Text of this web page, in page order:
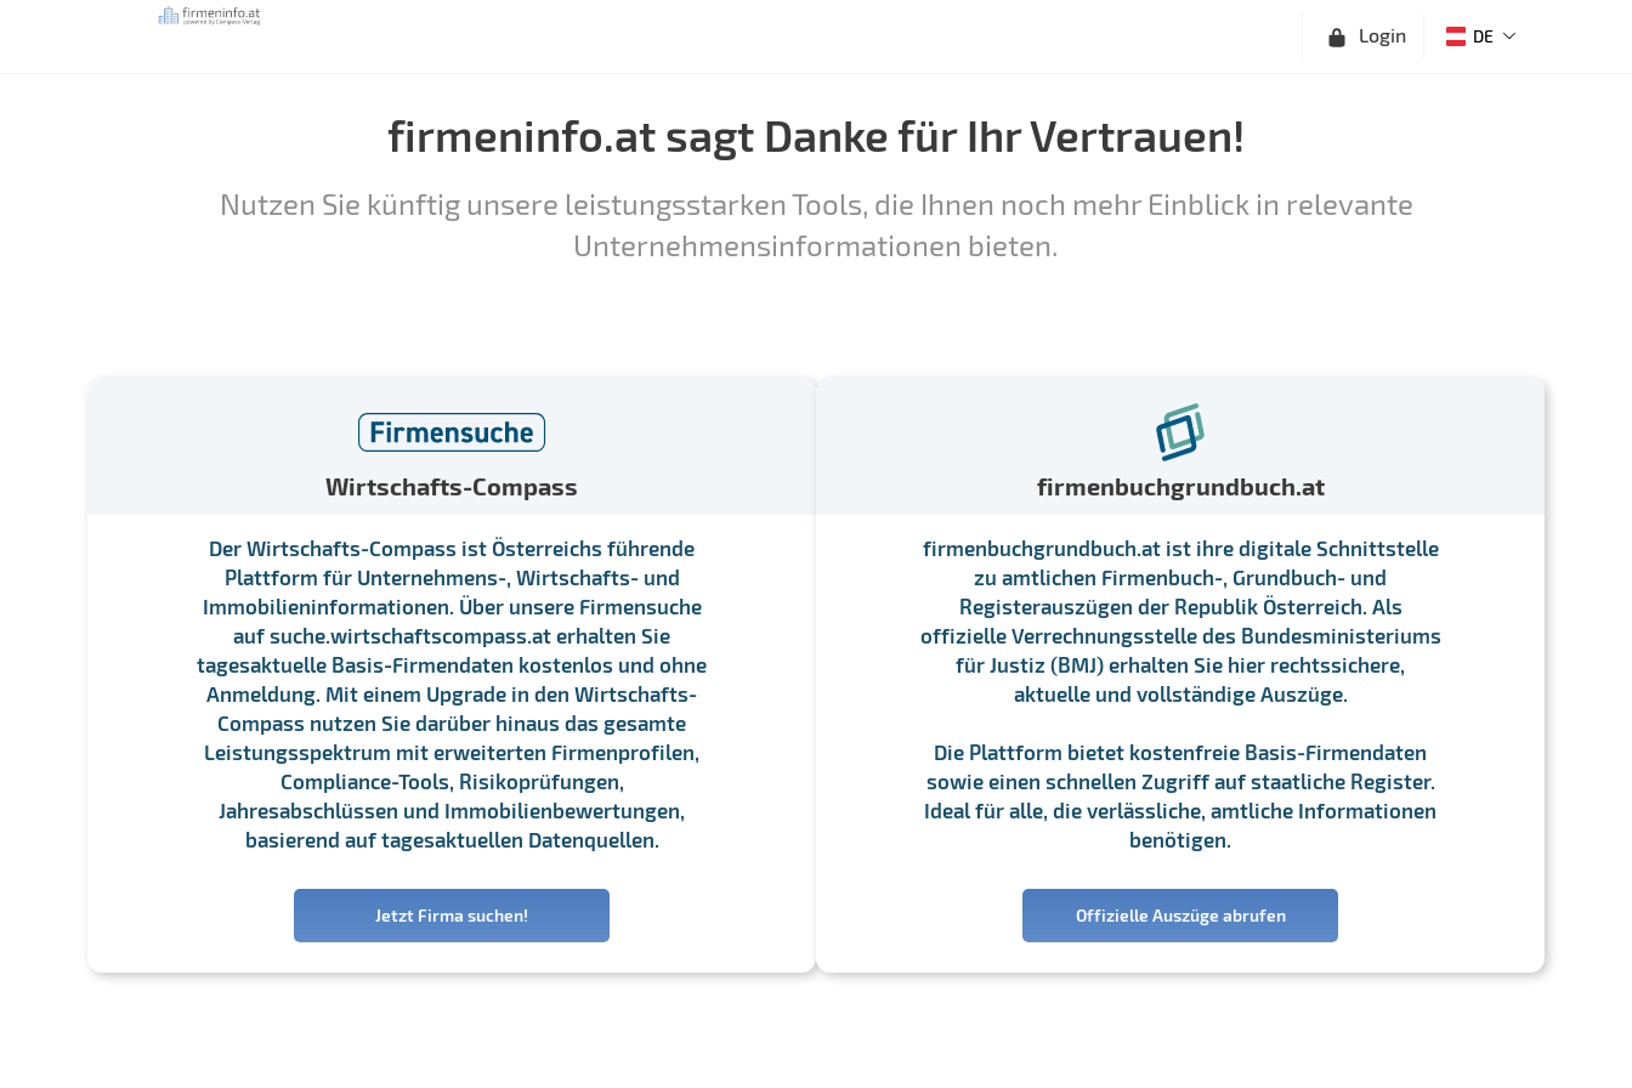
Login DE
firmeninfo.at sagt Danke für Ihr Vertrauen!
Nutzen Sie künftig unsere leistungsstarken Tools, die Ihnen noch mehr Einblick in relevante
Unternehmensinformationen bieten.
Wirtschafts-Compass
Der Wirtschafts-Compass ist Österreichs führende
Plattform für Unternehmens-, Wirtschafts- und
Immobilieninformationen. Über unsere Firmensuche
auf suche.wirtschaftscompass.at erhalten Sie
tagesaktuelle Basis-Firmendaten kostenlos und ohne
Anmeldung. Mit einem Upgrade in den Wirtschafts-
Compass nutzen Sie darüber hinaus das gesamte
Leistungsspektrum mit erweiterten Firmenprofilen,
Compliance-Tools, Risikoprüfungen,
Jahresabschlüssen und Immobilienbewertungen,
basierend auf tagesaktuellen Datenquellen.
Jetzt Firma suchen!
firmenbuchgrundbuch.at
firmenbuchgrundbuch.at ist ihre digitale Schnittstelle
zu amtlichen Firmenbuch-, Grundbuch- und
Registerauszügen der Republik Österreich. Als
offizielle Verrechnungsstelle des Bundesministeriums
für Justiz (BMJ) erhalten Sie hier rechtssichere,
aktuelle und vollständige Auszüge.
Die Plattform bietet kostenfreie Basis-Firmendaten
sowie einen schnellen Zugriff auf staatliche Register.
Ideal für alle, die verlässliche, amtliche Informationen
benötigen.
Offizielle Auszüge abrufen